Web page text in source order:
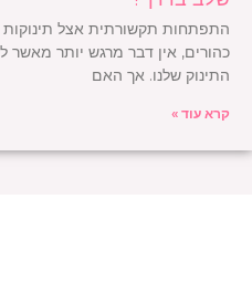
התפתחות תקשורתית אצל
כהורים, אין דבר מרגש יותר
התינוק שלנו. אך האם
קרא עוד »